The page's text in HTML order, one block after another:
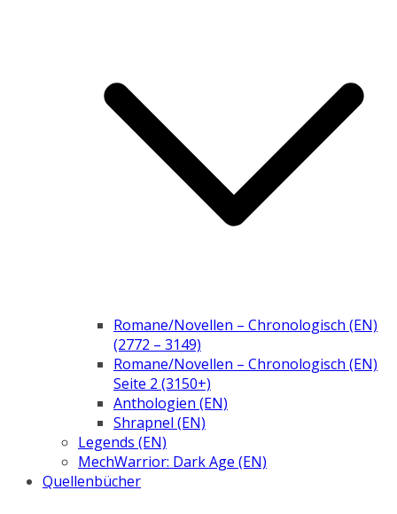
Romane/Novellen – Chronologisch (EN)
(2772 – 3149)
Romane/Novellen – Chronologisch (EN)
Seite 2 (3150+)
Anthologien (EN)
Shrapnel (EN)
Legends (EN)
MechWarrior: Dark Age (EN)
Quellenbücher